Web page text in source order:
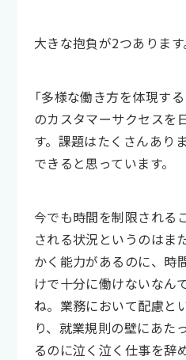
大きな抱負が2つあります
「多様な働き方を体現す
のカスタマーサクセスを
す。課題はたくさんあり
できると思っています。
今でも時間を制限される
される状況というのはま
かく能力があるのに、時
けで十分に働けないなん
ね。業務において配慮と
り、就業規則の壁にあた
るのに泣く泣く仕事を辞